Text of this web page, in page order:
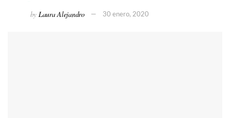
by Laura Alejandro 30 enero, 2020